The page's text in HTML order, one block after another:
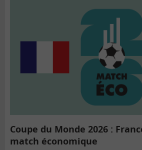
Coupe du Monde 2026 :
match économique